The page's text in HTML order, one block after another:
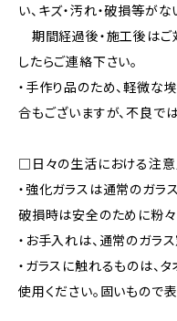
い、キズ・汚れ・破損等が
期間経過後・施工後はご
したらご連絡下さい。
・手作り品のため、軽微な
合もございますが、不良で
□日々の生活における注
・強化ガラスは通常のガラ
破損時は安全のために粉々
・お手入れは、通常のガラ
・ガラスに触れるものは、
使用ください。固いもので